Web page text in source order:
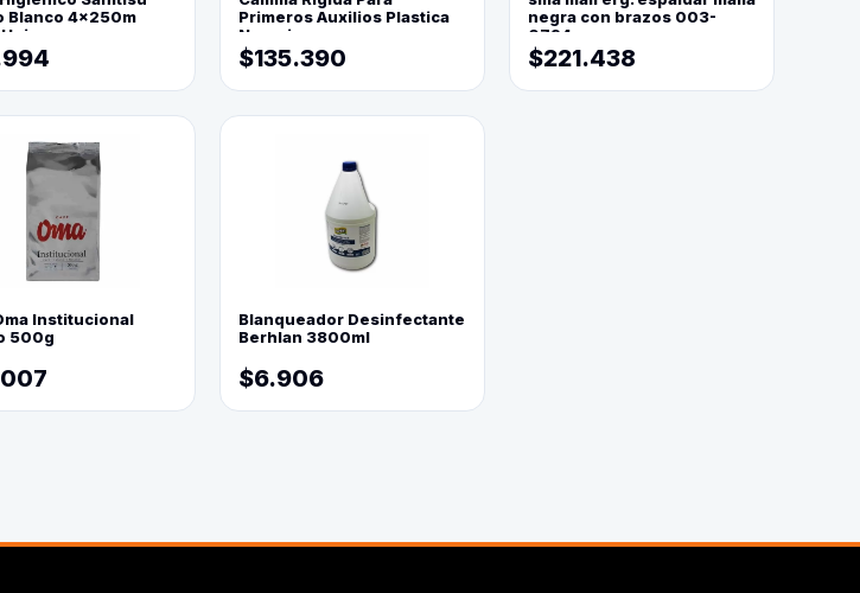
Blanco 4x250m
Primeros Auxilios Plastica
Naranja
$135.390
negra con brazos 003-
0794
$221.438
Institucional
500g
Blanqueador Desinfectante
Berhlan 3800ml
$6.906